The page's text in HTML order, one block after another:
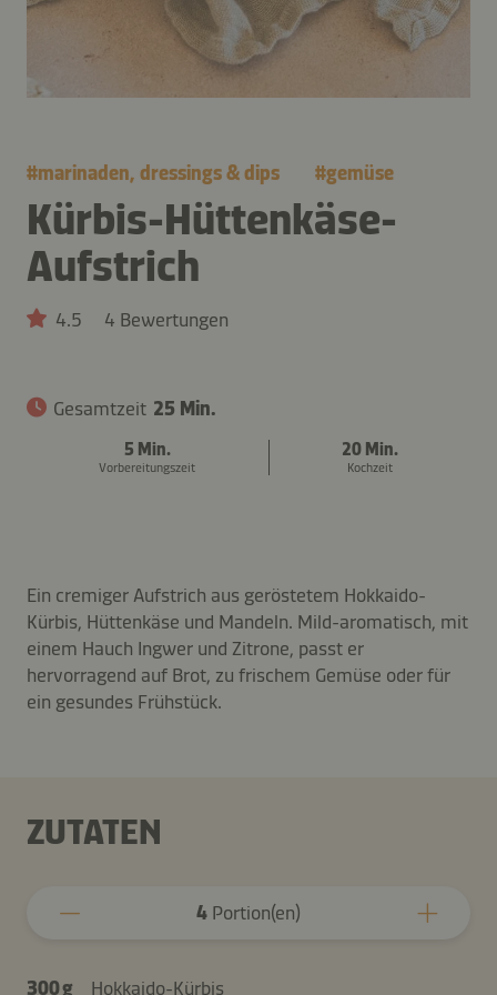
#marinaden, dressings & dips #gemüse
Kürbis-Hüttenkäse-
Aufstrich
4.5 4 Bewertungen
Gesamtzeit 25 Min.
5 Min.
Vorbereitungszeit
20 Min.
Kochzeit
Ein cremiger Aufstrich aus geröstetem Hokkaido-
Kürbis, Hüttenkäse und Mandeln. Mild-aromatisch, mit
einem Hauch Ingwer und Zitrone, passt er
hervorragend auf Brot, zu frischem Gemüse oder für
ein gesundes Frühstück.
ZUTATEN
4 Portion(en)
300 g Hokkaido-Kürbis